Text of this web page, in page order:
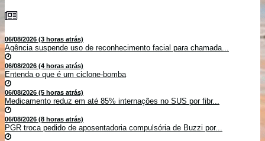
06/08/2026 (3 horas atrás)
Agência suspende uso de reconhecimento facial para chamada...
06/08/2026 (4 horas atrás)
Entenda o que é um ciclone-bomba
06/08/2026 (5 horas atrás)
Medicamento reduz em até 85% internações no SUS por fibr...
06/08/2026 (8 horas atrás)
PGR troca pedido de aposentadoria compulsória de Buzzi por...